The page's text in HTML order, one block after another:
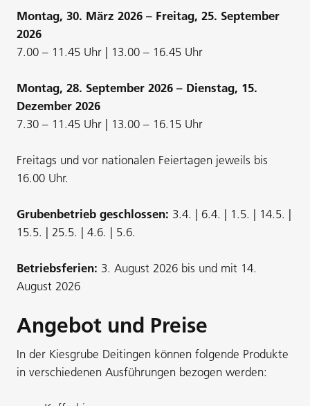
Montag, 30. März 2026 – Freitag, 25. September
2026
7.00 – 11.45 Uhr | 13.00 – 16.45 Uhr
Montag, 28. September 2026 – Dienstag, 15.
Dezember 2026
7.30 – 11.45 Uhr | 13.00 – 16.15 Uhr
Freitags und vor nationalen Feiertagen jeweils bis
16.00 Uhr.
Grubenbetrieb geschlossen: 3.4. | 6.4. | 1.5. | 14.5. |
15.5. | 25.5. | 4.6. | 5.6.
Betriebsferien: 3. August 2026 bis und mit 14.
August 2026
Angebot und Preise
In der Kiesgrube Deitingen können folgende Produkte
in verschiedenen Ausführungen bezogen werden: